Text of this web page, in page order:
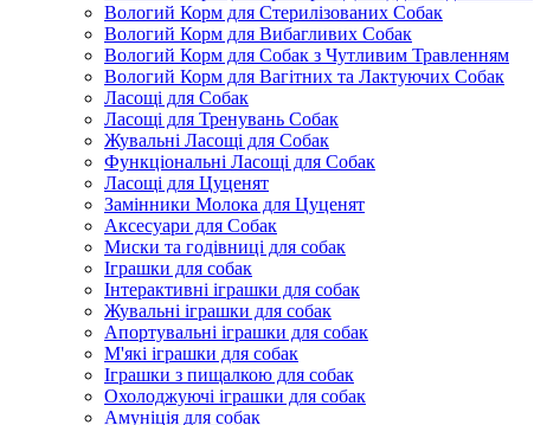
Вологий Корм для Стерилізованих Собак
Вологий Корм для Вибагливих Собак
Вологий Корм для Собак з Чутливим Травленням
Вологий Корм для Вагітних та Лактуючих Собак
Ласощі для Собак
Ласощі для Тренувань Собак
Жувальні Ласощі для Собак
Функціональні Ласощі для Собак
Ласощі для Цуценят
Замінники Молока для Цуценят
Аксесуари для Собак
Миски та годівниці для собак
Іграшки для собак
Інтерактивні іграшки для собак
Жувальні іграшки для собак
Апортувальні іграшки для собак
М'які іграшки для собак
Іграшки з пищалкою для собак
Охолоджуючі іграшки для собак
Амуніція для собак